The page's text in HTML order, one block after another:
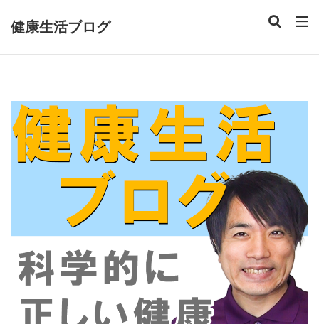
健康生活ブログ